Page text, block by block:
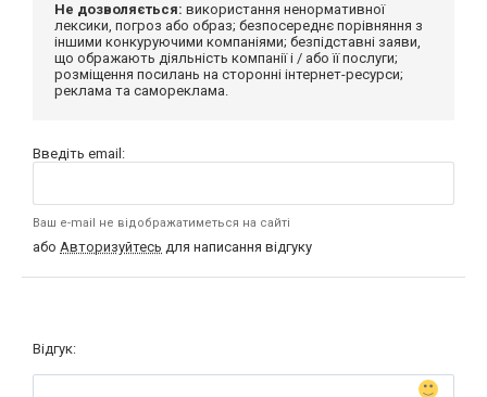
Не дозволяється: використання ненормативної
лексики, погроз або образ; безпосереднє порівняння з
іншими конкуруючими компаніями; безпідставні заяви,
що ображають діяльність компанії і / або її послуги;
розміщення посилань на сторонні інтернет-ресурси;
реклама та самореклама.
Введіть email:
Ваш e-mail не відображатиметься на сайті
або Авторизуйтесь для написання відгуку
Відгук: